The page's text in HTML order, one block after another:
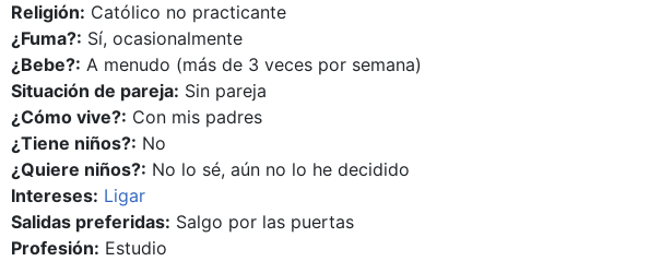
Religión: Católico no practicante
¿Fuma?: Sí, ocasionalmente
¿Bebe?: A menudo (más de 3 veces por semana)
Situación de pareja: Sin pareja
¿Cómo vive?: Con mis padres
¿Tiene niños?: No
¿Quiere niños?: No lo sé, aún no lo he decidido
Intereses: Ligar
Salidas preferidas: Salgo por las puertas
Profesión: Estudio